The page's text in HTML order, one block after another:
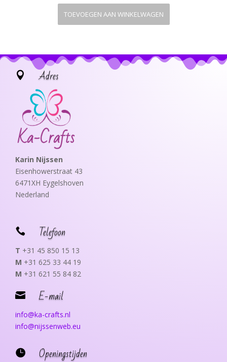
TOEVOEGEN AAN WINKELWAGEN
 Adres
Karin Nijssen
Eisenhowerstraat 43
6471XH Eygelshoven
Nederland
 Telefoon
T +31 45 850 15 13
M +31 625 33 44 19
M +31 621 55 84 82
 E-mail
info@ka-crafts.nl
info@nijssenweb.eu
 Openingstijden